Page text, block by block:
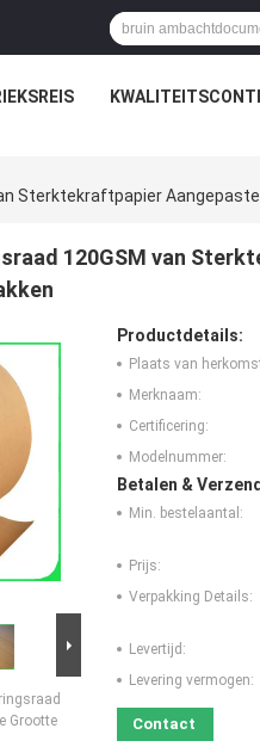
Sterktekraftpapier
120GSM van
Grootte
Productdetails:
Plaats van
Merknaam:
Certificering:
Modelnummer:
Betalen &
Min. bestelaantal:
Prijs:
Verpakking Details:
Levertijd:
Levering vermogen:
Contact